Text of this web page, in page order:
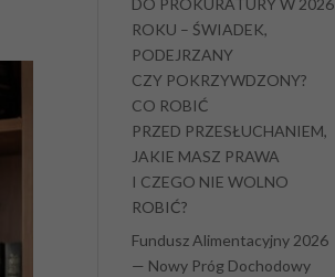
DO PROKURATURY W 2026
ROKU – ŚWIADEK,
PODEJRZANY
CZY POKRZYWDZONY?
CO ROBIĆ
PRZED PRZESŁUCHANIEM,
JAKIE MASZ PRAWA
I CZEGO NIE WOLNO
ROBIĆ?
Fundusz Alimentacyjny 2026
— Nowy Próg Dochodowy